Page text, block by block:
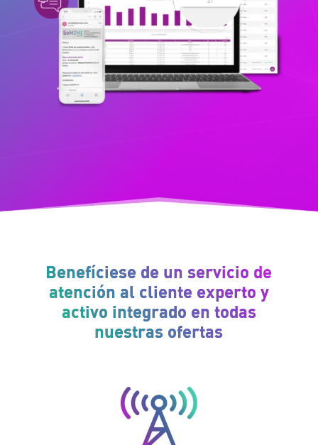
Benefíciese de un servicio de
atención al cliente experto y
activo integrado en todas
nuestras ofertas